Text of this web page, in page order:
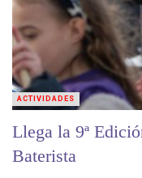
Llega la 9ª
Baterista
ACTIVIDADES